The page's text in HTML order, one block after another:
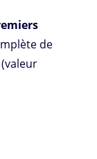
de